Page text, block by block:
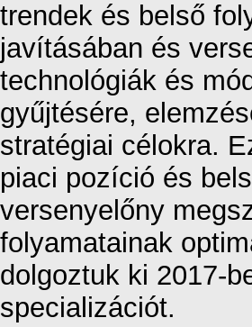
trendek és belső
javításában és
technológiák és
gyűjtésére,
stratégiai célokra.
piaci pozíció és
versenyelőny
folyamatainak
dolgoztuk ki 2017-
specializációt.